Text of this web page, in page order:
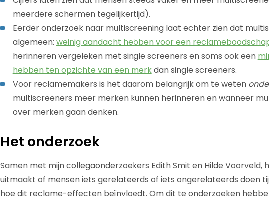
meerdere schermen tegelijkertijd).
Eerder onderzoek naar multiscreening laat echter zien dat
algemeen: weinig aandacht hebben voor een
herinneren vergeleken met single screeners en soms ook een
hebben ten opzichte van een merkdan single screeners.
Voor reclamemakers is het daarom belangrijk om te weten
multiscreeners meer merken kunnen herinneren en wanneer
over merken gaan denken.
Het onderzoek
Samen met mijn collegaonderzoekers Edith Smit en Hilde Voorveld,
uitmaakt of mensen iets gerelateerds of iets ongerelateerds doen
hoe dit reclame-effecten beïnvloedt. Om dit te onderzoeken